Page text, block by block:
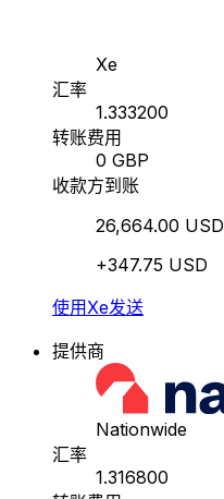
Xe
汇率
1.333200
转账费用
0 GBP
收款方到账
26,664.00 USD
+347.75 USD
使用Xe发送
提供商
Nationwide
汇率
1.316800